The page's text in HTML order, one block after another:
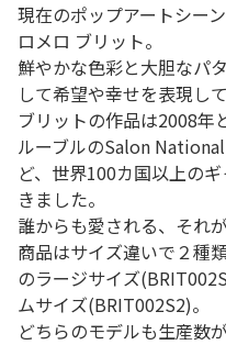
現在のポップアートシー
ロメロ ブリット。
鮮やかな色彩と大胆なパ
して希望や幸せを表現して
ブリットの作品は2008年
ルーブルのSalon
ど、世界100カ国以上の
きました。
誰からも愛される、それ
商品はサイズ違いで２種
のラージサイズ
ムサイズ(BRIT002S2)。
どちらのモデルも生産数